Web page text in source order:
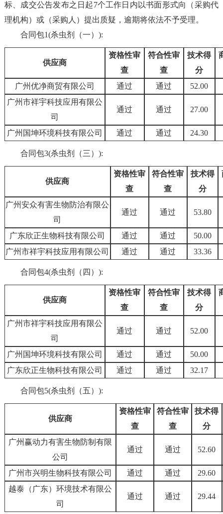
标、成交公告发布之日起7个工作日内以书面形式向（采购代
理机构）或（采购人）提出质疑，逾期将依法不予受理。
合同包1(杀虫剂（一）):
供应商
资格性审
查
符合性审
查
技术得
分
广州优净商贸有限公司 通过 通过
52.00
广州市祥宇科技应用有限公
司
通过 通过 27.00
广州国坤环境科技有限公司 通过 通过 24.30
合同包3(杀虫剂（三）):
供应商
资格性审
查
符合性审
查
技术得
分
广州安众有害生物防治有限公
司
通过 通过 53.80
广东欣正生物科技有限公司 通过 通过
50.00
广州市祥宇科技应用有限公司
通过 通过 33.36
合同包4(杀虫剂（四）):
供应商
资格性审
查
符合性审
查
技术得
分
广州市祥宇科技应用有限公
司
通过 通过 52.00
广州国坤环境科技有限公司 通过 通过
50.00
广东欣正生物科技有限公司
通过 通过 32.17
合同包5(杀虫剂（五）):
供应商
资格性审
查
符合性审
查
技术得
分
广州赢动力有害生物防制有限
公司
通过 通过 52.60
广州市兴明生物科技有限公司 通过 通过
29.60
越泰（广东）环境技术有限公
司
通过 通过 29.44